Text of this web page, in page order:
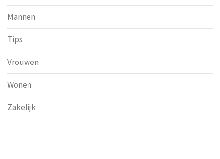
Mannen
Tips
Vrouwen
Wonen
Zakelijk